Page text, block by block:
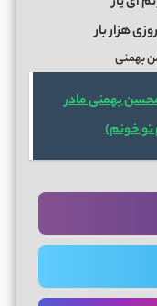
هزار بار
بهمنی
بهمنی مادر
خونم)